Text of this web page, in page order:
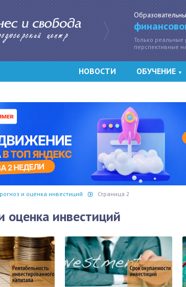
Только реальные
перспективные
НОВОСТИ ОБУЧЕНИЕ ▼
и оценка инвестиций Страница 2
оценка инвестиций